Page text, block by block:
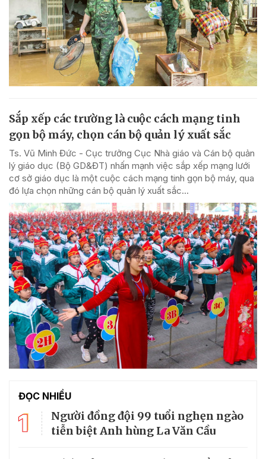
Sắp xếp các trường là cuộc cách mạng tinh
gọn bộ máy, chọn cán bộ quản lý xuất sắc
Ts. Vũ Minh Đức - Cục trưởng Cục Nhà giáo và Cán bộ quản
lý giáo dục (Bộ GD&ĐT) nhấn mạnh việc sắp xếp mạng lưới
cơ sở giáo dục là một cuộc cách mạng tinh gọn bộ máy, qua
đó lựa chọn những cán bộ quản lý xuất sắc...
ĐỌC NHIỀU
1
Người đồng đội 99 tuổi nghẹn ngào
tiễn biệt Anh hùng La Văn Cầu